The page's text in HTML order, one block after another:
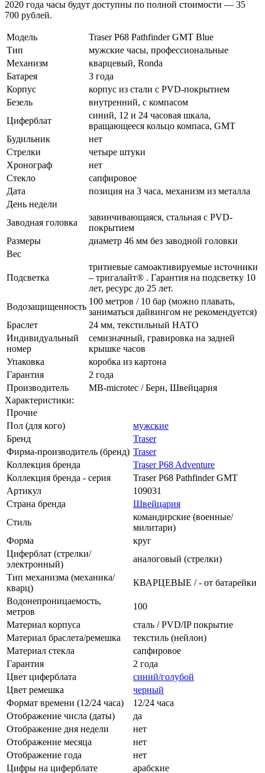
2020 года часы будут доступны по полной стоимости — 35
700 рублей.
Модель
Traser P68 Pathfinder GMT Blue
Тип
мужские часы, профессиональные
Механизм
кварцевый, Ronda
Батарея
3 года
Корпус
корпус из стали с PVD-покрытием
Безель
внутренний, с компасом
Циферблат
синий, 12 и 24 часовая шкала,
вращающееся кольцо компаса, GMT
Будильник
нет
Стрелки
четыре штуки
Хронограф
нет
Стекло
сапфировое
Дата
позиция на 3 часа, механизм из металла
День недели
Заводная головка
завинчивающаяся, стальная с PVD-
покрытием
Размеры
диаметр 46 мм без заводной головки
Вес
Подсветка
тритиевые самоактивируемые источники
– тригалайт® . Гарантия на подсветку 10
лет, ресурс до 25 лет.
Водозащищенность
100 метров / 10 бар (можно плавать,
заниматься дайвингом не рекомендуется)
Браслет
24 мм, текстильный НАТО
Индивидуальный
номер
семизначный, гравировка на задней
крышке часов
Упаковка
коробка из картона
Гарантия
2 года
Производитель
МВ-microtec / Берн, Швейцария
Характеристики:
Прочие
Пол (для кого)
мужские
Бренд
Traser
Фирма-производитель (бренд) Traser
Коллекция бренда
Traser P68 Adventure
Коллекция бренда - серия
Traser P68 Pathfinder GMT
Артикул
109031
Страна бренда
Швейцария
Стиль
командирские (военные/
милитари)
Форма
круг
Циферблат (стрелки/
электронный)
аналоговый (стрелки)
Тип механизма (механика/
кварц)
КВАРЦЕВЫЕ / - от батарейки
Водонепроницаемость,
метров
100
Материал корпуса
сталь / PVD/IP покрытие
Материал браслета/ремешка
текстиль (нейлон)
Материал стекла
сапфировое
Гарантия
2 года
Цвет циферблата
синий/голубой
Цвет ремешка
черный
Формат времени (12/24 часа)
12/24 часа
Отображение числа (даты)
да
Отображение дня недели
нет
Отображение месяца
нет
Отображение года
нет
Цифры на циферблате
арабские